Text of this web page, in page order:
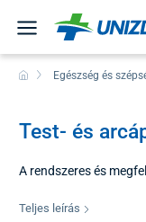
Egészség és
Test- és
A rendszeres és
esztétikai kérdés,
Teljes leírás